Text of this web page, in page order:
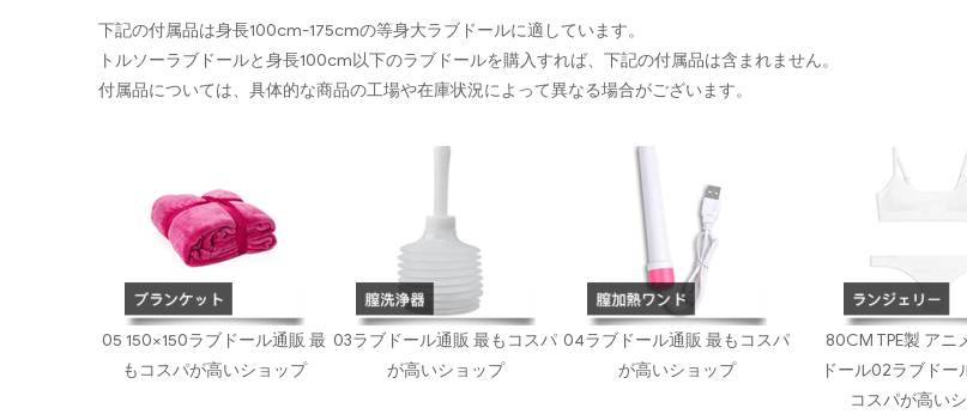
下記の付属品は身長100cm-175cmの等身大ラブドールに適しています。
トルソーラブドールと身長100cm以下のラブドールを購入すれば、下記の付属品は含まれません。
付属品については、具体的な商品の工場や在庫状況によって異なる場合がございます。
05 150×150ラブドール通販 最
もコスパが高いショップ
03ラブドール通販 最もコスパ
が高いショップ
04ラブドール通販 最もコスパ
が高いショップ
80CM TPE製 アニ
ドール02ラブドー
コスパが高い